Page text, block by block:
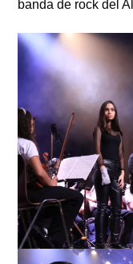
banda de rock del